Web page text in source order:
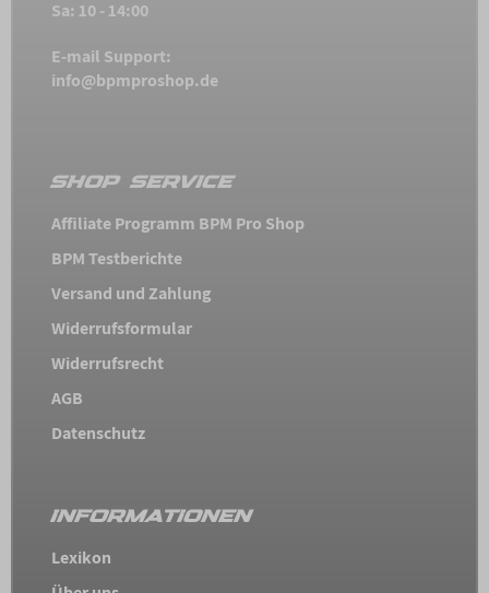
Sa: 10 - 14:00
E-mail Support:
info@bpmproshop.de
SHOP SERVICE
Affiliate Programm BPM Pro Shop
BPM Testberichte
Versand und Zahlung
Widerrufsformular
Widerrufsrecht
AGB
Datenschutz
INFORMATIONEN
Lexikon